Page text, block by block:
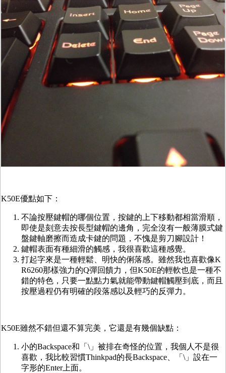
K50E優點如下：
不論按壓鍵帽的哪個位置，按鍵的上下移動都相當滑順，
即使是刻意去按長型鍵帽的邊角，完全沒有一般薄膜式鍵
盤鍵軸磨擦而造成卡鍵的問題，不愧是剪刀腳設計！
鍵帽表面有種細滑的觸感，我很喜歡這種感覺。
打起字來是一種輕鬆、明快的俐落感。雖然我也喜歡像K
R6260那樣強力的Q彈回饋力，但K50E的輕軟也是一種不
錯的特色，只要一點點力氣就能帶動鍵帽觸壓到底，而且
按壓過程仍有明確的段落感以及輕巧的反彈力。
K50E雖然不錯但還不算完美，它還是有幾個缺點：
小的Backspace和「\」被排在奇怪的位置，我個人不是很
喜歡，我比較習慣Thinkpad的長Backspace、「\」設在一
字形的Enter上面。